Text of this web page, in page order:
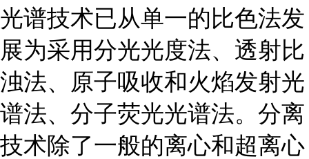
光谱技术已从单一的比色法发
展为采用分光光度法、透射比
浊法、原子吸收和火焰发射光
谱法、分子荧光光谱法。分离
技术除了一般的离心和超离心